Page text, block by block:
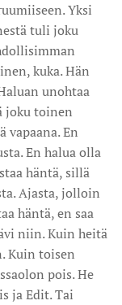
Yksi
tuli joku
kuka. Hän
unohtaa
joku toinen
En
En halua olla
häntä, sillä
Ajasta, jolloin
häntä, en saa
niin. Kuin heitä
Kuin toisen
pois. He
ja Edit. Tai